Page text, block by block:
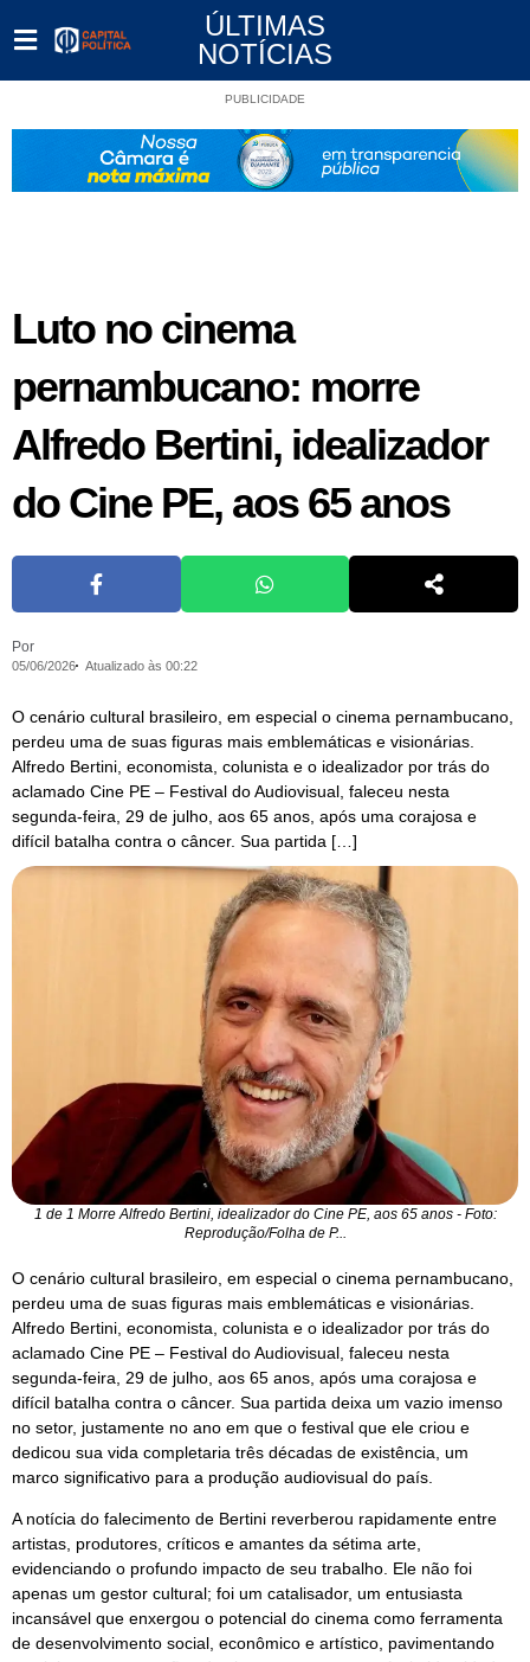
ÚLTIMAS
NOTÍCIAS
PUBLICIDADE
Luto no cinema
pernambucano: morre
Alfredo Bertini, idealizador
do Cine PE, aos 65 anos
Por
05/06/2026 Atualizado às 00:22
O cenário cultural brasileiro, em especial o cinema pernambucano,
perdeu uma de suas figuras mais emblemáticas e visionárias.
Alfredo Bertini, economista, colunista e o idealizador por trás do
aclamado Cine PE – Festival do Audiovisual, faleceu nesta
segunda-feira, 29 de julho, aos 65 anos, após uma corajosa e
difícil batalha contra o câncer. Sua partida […]
1 de 1 Morre Alfredo Bertini, idealizador do Cine PE, aos 65 anos - Foto:
Reprodução/Folha de P...
O cenário cultural brasileiro, em especial o cinema pernambucano,
perdeu uma de suas figuras mais emblemáticas e visionárias.
Alfredo Bertini, economista, colunista e o idealizador por trás do
aclamado Cine PE – Festival do Audiovisual, faleceu nesta
segunda-feira, 29 de julho, aos 65 anos, após uma corajosa e
difícil batalha contra o câncer. Sua partida deixa um vazio imenso
no setor, justamente no ano em que o festival que ele criou e
dedicou sua vida completaria três décadas de existência, um
marco significativo para a produção audiovisual do país.
A notícia do falecimento de Bertini reverberou rapidamente entre
artistas, produtores, críticos e amantes da sétima arte,
evidenciando o profundo impacto de seu trabalho. Ele não foi
apenas um gestor cultural; foi um catalisador, um entusiasta
incansável que enxergou o potencial do cinema como ferramenta
de desenvolvimento social, econômico e artístico, pavimentando